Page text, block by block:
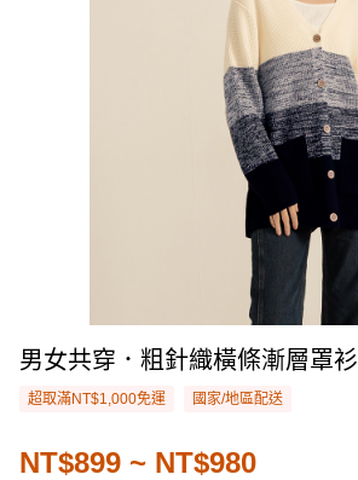
男女共穿．粗針織橫條漸層罩衫
超取滿NT$1,000免運 國家/地區配送
NT$899 ~ NT$980